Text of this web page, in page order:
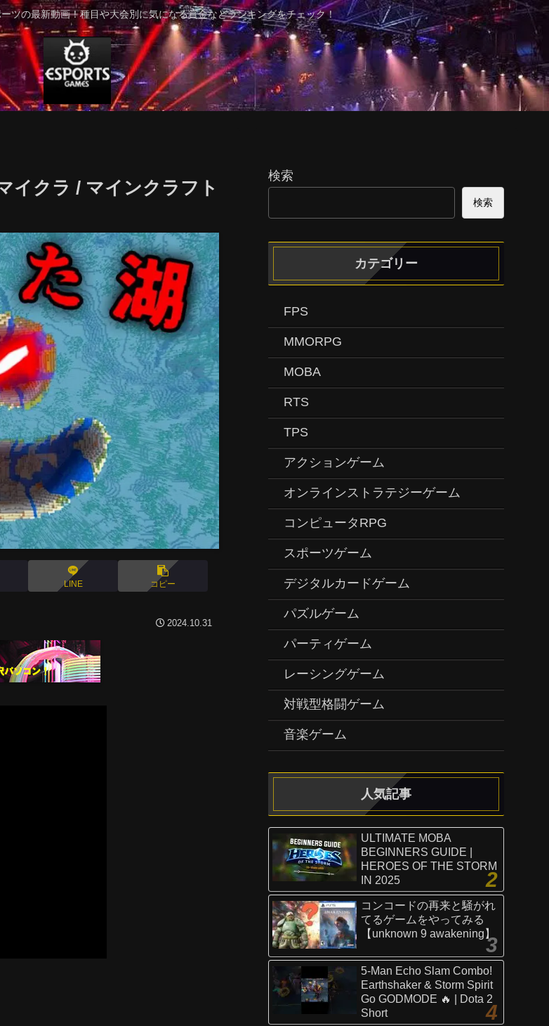
ツの最新動画！種目や大会別に気になる賞金などランキングをチェック！
イクラ / マインクラフト
LINE コピー
2024.10.31
検索
検索
カテゴリー
FPS
MMORPG
MOBA
RTS
TPS
アクションゲーム
オンラインストラテジーゲーム
コンピュータRPG
スポーツゲーム
デジタルカードゲーム
パズルゲーム
パーティゲーム
レーシングゲーム
対戦型格闘ゲーム
音楽ゲーム
人気記事
ULTIMATE MOBA
BEGINNERS GUIDE |
HEROES OF THE STORM
IN 2025
コンコードの再来と騒がれ
てるゲームをやってみる
【unknown 9 awakening】
5-Man Echo Slam Combo!
Earthshaker & Storm Spirit
Go GODMODE 🔥 | Dota 2
Short